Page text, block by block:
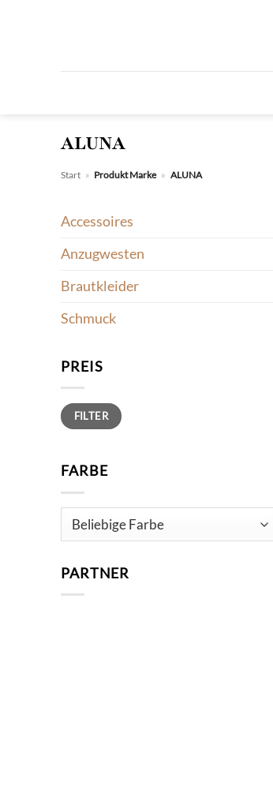
ALUNA
Start » Produkt Marke » ALUNA
Accessoires
Anzugwesten
Brautkleider
Schmuck
PREIS
Min.
Preis
Max.
PreisFILTER
FARBE
PARTNER